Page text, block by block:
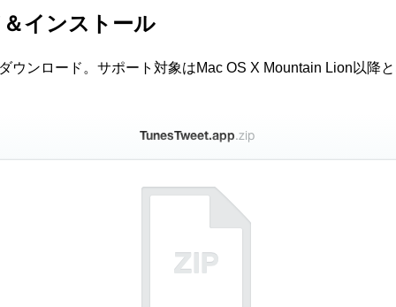
インストール
ウンロード。サポート対象はMac OS X Mountain Lion以降